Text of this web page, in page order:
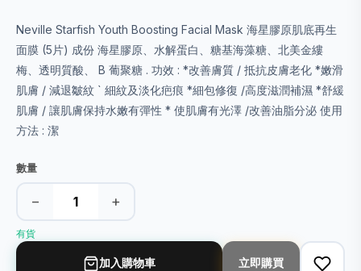
Neville Starfish Youth Boosting Facial Mask 海星膠原肌底再生
面膜 (5片) 成份 海星膠原、水解蛋白、糖基海藻糖、北美金縷
梅、透明質酸、 B 葡聚糖 . 功效 : *改善膚質 / 抵抗皮膚老化 *嫩滑
肌膚 / 減退皺紋 ` 細紋及淡化疤痕 *細包修復 /高度滋潤補濕 *舒緩
肌膚 / 讓肌膚保持水嫩有彈性 * 使肌膚有光澤 /改善油脂分泌 使用
方法 : 潔
數量
− +
有貨
加入購物車 立即購買